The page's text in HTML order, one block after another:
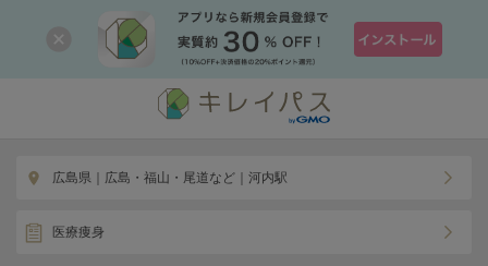
広島県｜広島・福山・尾道など｜河内駅
医療痩身